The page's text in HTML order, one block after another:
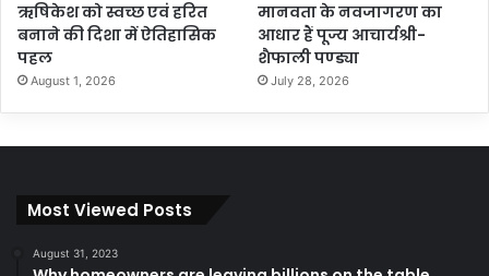
ऋषिकेश को स्वच्छ एवं हरित
बनाने की दिशा में ऐतिहासिक
पहल
August 1, 2026
मानवता के नवजागरण का
आधार हैं पूज्य आचार्यश्री-
शैफाली पण्ड्या
July 28, 2026
Most Viewed Posts
August 31, 2023